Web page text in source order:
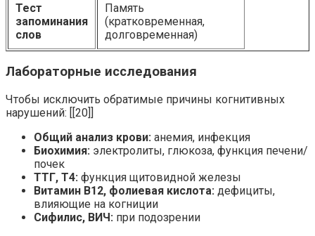
Тест
запоминания
слов
Память
(кратковременная,
долговременная)
Лабораторные исследования
Чтобы исключить обратимые причины когнитивных
нарушений: [[20]]
Общий анализ крови: анемия, инфекция
Биохимия: электролиты, глюкоза, функция печени/
почек
ТТГ, Т4: функция щитовидной железы
Витамин B12, фолиевая кислота: дефициты,
влияющие на когниции
Сифилис, ВИЧ: при подозрении